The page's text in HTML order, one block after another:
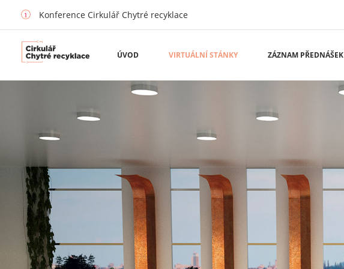
Konference Cirkulář Chytré recyklace
ÚVOD VIRTUÁLNÍ STÁNKY ZÁZNAM PŘEDNÁŠEK